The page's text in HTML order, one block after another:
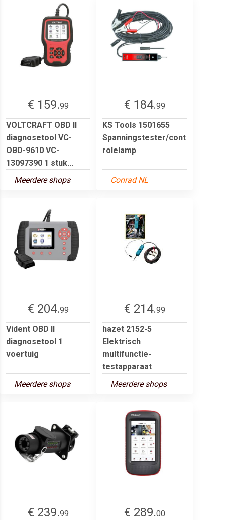
€ 159.99
VOLTCRAFT OBD II
diagnosetool VC-
OBD-9610 VC-
13097390 1 stuk...
Meerdere shops
€ 184.99
KS Tools 1501655
Spanningstester/cont
rolelamp
Conrad NL
€ 204.99
Vident OBD II
diagnosetool 1
voertuig
Meerdere shops
€ 214.99
hazet 2152-5
Elektrisch
multifunctie-
testapparaat
Meerdere shops
€ 239.99
€ 289.00